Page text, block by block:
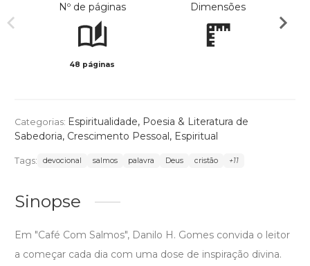
Nº de páginas
48 páginas
Dimensões
Categorias: Espiritualidade, Poesia & Literatura de
Sabedoria, Crescimento Pessoal, Espiritual
Tags: devocional salmos palavra Deus cristão +11
Sinopse
Em "Café Com Salmos", Danilo H. Gomes convida o leitor
a começar cada dia com uma dose de inspiração divina.